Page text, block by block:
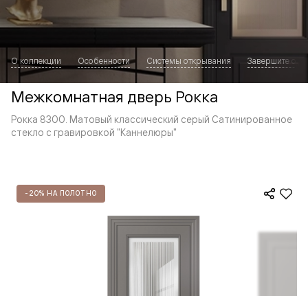
О коллекции Особенности Системы открывания Завершите
Межкомнатная дверь Рокка
Рокка 8300. Матовый классический серый Сатинированное
стекло с гравировкой "Каннелюры"
-20% НА ПОЛОТНО